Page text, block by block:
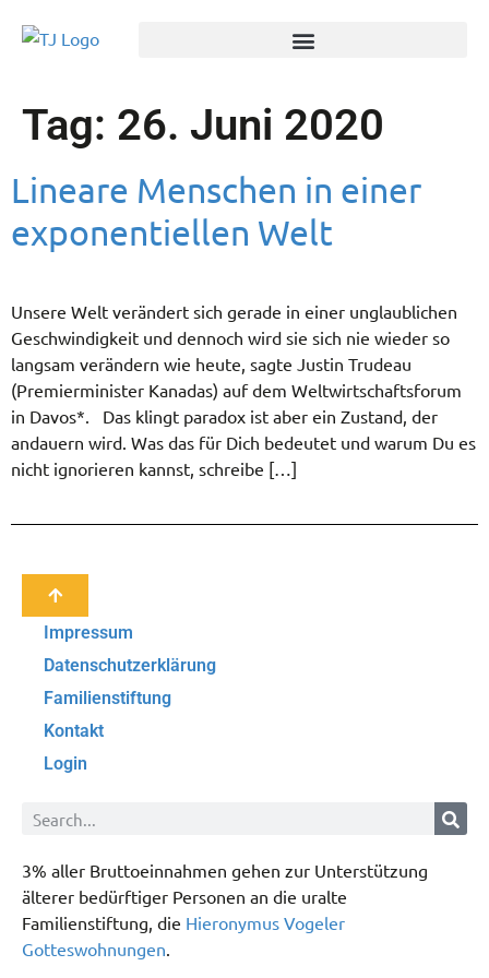
Tag: 26. Juni 2020
Lineare Menschen in einer
exponentiellen Welt
Unsere Welt verändert sich gerade in einer unglaublichen
Geschwindigkeit und dennoch wird sie sich nie wieder so
langsam verändern wie heute, sagte Justin Trudeau
(Premierminister Kanadas) auf dem Weltwirtschaftsforum
in Davos*. Das klingt paradox ist aber ein Zustand, der
andauern wird. Was das für Dich bedeutet und warum Du es
nicht ignorieren kannst, schreibe […]
Impressum
Datenschutzerklärung
Familienstiftung
Kontakt
Login
3% aller Bruttoeinnahmen gehen zur Unterstützung
älterer bedürftiger Personen an die uralte
Familienstiftung, die Hieronymus Vogeler
Gotteswohnungen.